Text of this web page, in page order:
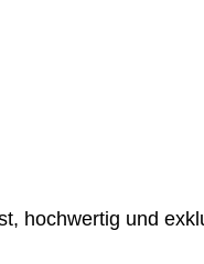
hochwertig und